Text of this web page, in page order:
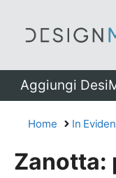
Aggiungi
Home In
Zanotta: